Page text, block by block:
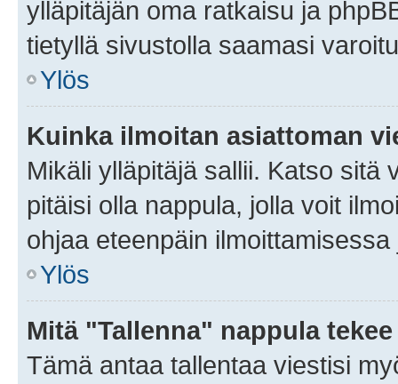
ylläpitäjän oma ratkaisu ja
tietyllä sivustolla saamasi
Ylös
Kuinka ilmoitan asiattoman
Mikäli ylläpitäjä sallii. Katso sitä
pitäisi olla nappula, jolla voit
ohjaa eteenpäin
Ylös
Mitä "Tallenna" nappula
Tämä antaa tallentaa viestisi